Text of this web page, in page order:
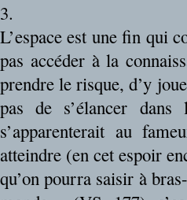
3.
L’espace est une fin qui
pas accéder à la
prendre le risque, d’y
pas de s’élancer
s’apparenterait au
atteindre (en cet espoir
qu’on pourra saisir à